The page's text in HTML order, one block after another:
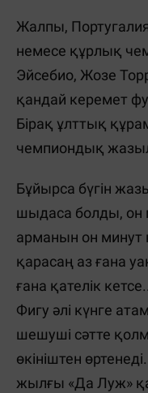
Жалпы,
немесе құрлық
Эйсебио, Жозе
қандай керемет
Бірақ ұлттық
чемпиондық
Бұйырса бүгін
шыдаса болды, он
арманын он минут
қарасаң аз ғана
ғана қателік
Фигу әлі күнге
шешуші сәтте
өкініштен
жылғы «Да Луж»